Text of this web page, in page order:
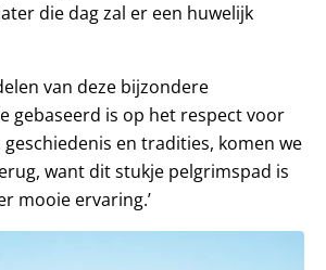
die dag zal er een huwelijk
van deze bijzondere
gebaseerd is op het respect voor
en tradities, komen we
want dit stukje pelgrimspad is
mooie ervaring.’